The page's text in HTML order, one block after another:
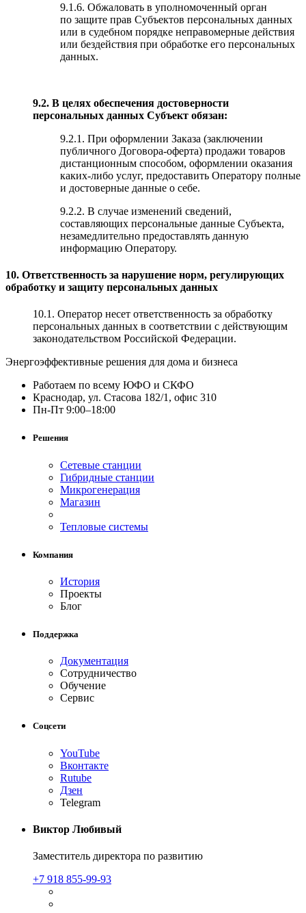
9.1.6. Обжаловать в уполномоченный орган
по защите прав Субъектов персональных данных
или в судебном порядке неправомерные действия
или бездействия при обработке его персональных
данных.
9.2. В целях обеспечения достоверности
персональных данных Субъект обязан:
9.2.1. При оформлении Заказа (заключении
публичного Договора-оферта) продажи товаров
дистанционным способом, оформлении оказания
каких-либо услуг, предоставить Оператору полные
и достоверные данные о себе.
9.2.2. В случае изменений сведений,
составляющих персональные данные Субъекта,
незамедлительно предоставлять данную
информацию Оператору.
10. Ответственность за нарушение норм, регулирующих
обработку и защиту персональных данных
10.1. Оператор несет ответственность за обработку
персональных данных в соответствии с действующим
законодательством Российской Федерации.
Энергоэффективные решения для дома и бизнеса
Работаем по всему ЮФО и СКФО
Краснодар, ул. Стасова 182/1, офис 310
Пн-Пт 9:00–18:00
Решения
Сетевые станции
Гибридные станции
Микрогенерация
Магазин
Тепловые системы
Компания
История
Проекты
Блог
Поддержка
Документация
Сотрудничество
Обучение
Сервис
Соцсети
YouTube
Вконтакте
Rutube
Дзен
Telegram
Виктор Любивый
Заместитель директора по развитию
+7 918 855-99-93